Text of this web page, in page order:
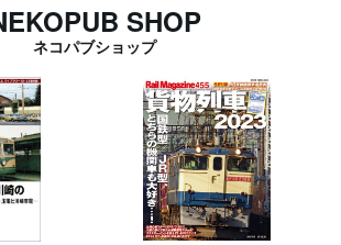
SHOP
ネコパブショップ